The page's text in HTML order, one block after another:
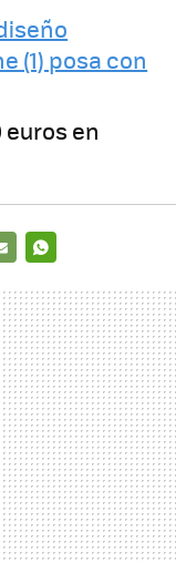
(1) posa con
en